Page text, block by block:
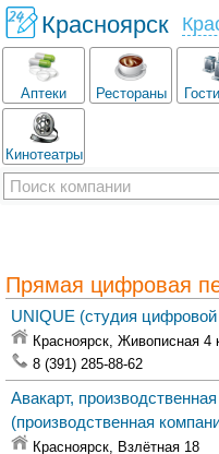
Красноярск
Аптеки Рестораны
Кинотеатры
Прямая цифровая
UNIQUE (студия цифровой
Красноярск, Живописная 4
8 (391) 285-88-62
Авакарт,
(производственная
Красноярск, Взлётная 18